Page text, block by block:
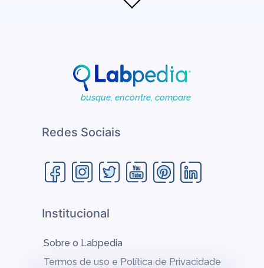
Tubular blindada em aço inox
Uniformidade: 0,5ºC
Gabinete externo:
Aço carbono AISI 1020 com
busque, encontre, compare
Redes Sociais
Institucional
Sobre o Labpedia
Termos de uso e Política de Privacidade